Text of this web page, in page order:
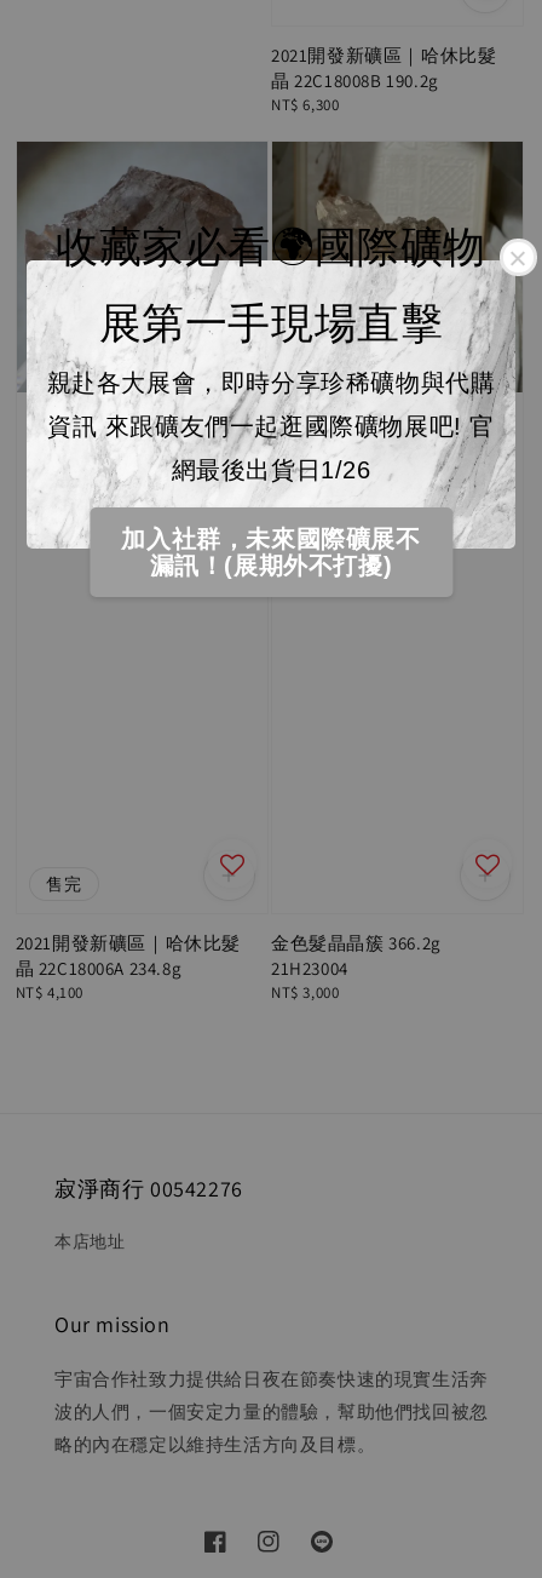
收藏家必看🌍國際礦物
展第一手現場直擊
親赴各大展會，即時分享珍稀礦物與代購
資訊 來跟礦友們一起逛國際礦物展吧! 官
網最後出貨日1/26
加入社群，未來國際礦展不
漏訊！(展期外不打擾)
2021開發新礦區｜哈休比髮
晶 22C18008B 190.2g
Regular
NT$ 6,300
售完
2021開發新礦區｜哈休比髮
晶 22C18006A 234.8g
Regular
NT$ 4,100
金色髮晶晶簇 366.2g
21H23004
Regular
NT$ 3,000
寂淨商行 00542276
本店地址
Our mission
宇宙合作社致力提供給日夜在節奏快速的現實生活奔
波的人們，一個安定力量的體驗，幫助他們找回被忽
略的內在穩定以維持生活方向及目標。